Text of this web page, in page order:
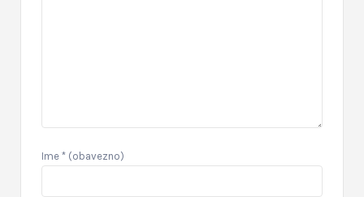
Ime * (obavezno)